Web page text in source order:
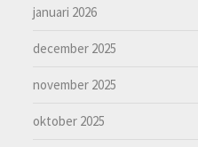
januari 2026
december 2025
november 2025
oktober 2025